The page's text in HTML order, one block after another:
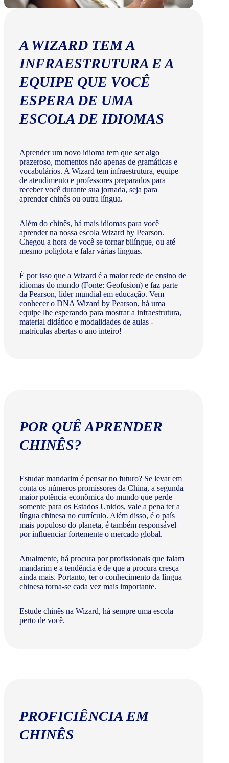
A WIZARD TEM A
INFRAESTRUTURA E A
EQUIPE QUE VOCÊ
ESPERA DE UMA
ESCOLA DE IDIOMAS
Aprender um novo idioma tem que ser algo
prazeroso, momentos não apenas de gramáticas e
vocabulários. A Wizard tem infraestrutura, equipe
de atendimento e professores preparados para
receber você durante sua jornada, seja para
aprender chinês ou outra língua.
Além do chinês, há mais idiomas para você
aprender na nossa escola Wizard by Pearson.
Chegou a hora de você se tornar bilíngue, ou até
mesmo poliglota e falar várias línguas.
É por isso que a Wizard é a maior rede de ensino de
idiomas do mundo (Fonte: Geofusion) e faz parte
da Pearson, líder mundial em educação. Vem
conhecer o DNA Wizard by Pearson, há uma
equipe lhe esperando para mostrar a infraestrutura,
material didático e modalidades de aulas -
matrículas abertas o ano inteiro!
POR QUÊ APRENDER
CHINÊS?
Estudar mandarim é pensar no futuro? Se levar em
conta os números promissores da China, a segunda
maior potência econômica do mundo que perde
somente para os Estados Unidos, vale a pena ter a
língua chinesa no currículo. Além disso, é o país
mais populoso do planeta, é também responsável
por influenciar fortemente o mercado global.
Atualmente, há procura por profissionais que falam
mandarim e a tendência é de que a procura cresça
ainda mais. Portanto, ter o conhecimento da língua
chinesa torna-se cada vez mais importante.
Estude chinês na Wizard, há sempre uma escola
perto de você.
PROFICIÊNCIA EM
CHINÊS